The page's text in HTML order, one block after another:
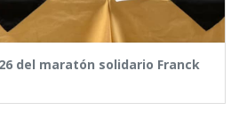
del maratón solidario Franck